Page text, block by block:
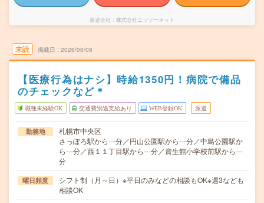
派遣会社 株式会社ニッソーネット
未読 掲載日 2026/08/08
【医療行為はナシ】時給1350円！病院で備品
のチェックなど＊
職種未経験OK 交通費別途支給あり WEB登録OK 派遣
勤務地
札幌市中央区
さっぽろ駅から---分／円山公園駅から---分／中島公園駅か
ら---分／西１１丁目駅から---分／資生館小学校前駅から---
分
曜日頻度
シフト制（月～日）※平日のみなどの相談もOK※週3なども
相談OK